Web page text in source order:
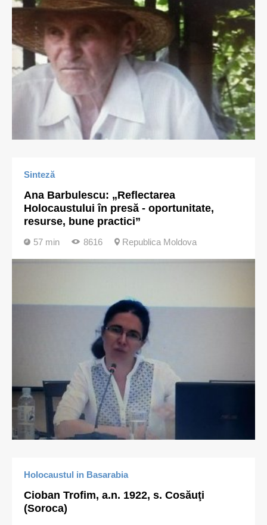
Sinteză
Ana Barbulescu: „Reflectarea
Holocaustului în presă - oportunitate,
resurse, bune practici”
57 min 8616 Republica Moldova
Holocaustul in Basarabia
Cioban Trofim, a.n. 1922, s. Cosăuţi
(Soroca)